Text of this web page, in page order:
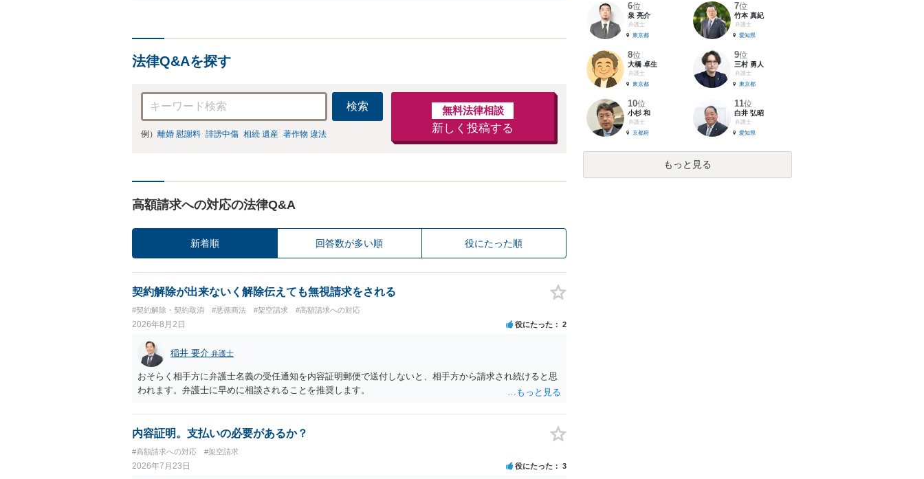
法律Q&Aを探す
検索
例） 離婚 慰謝料 誹謗中傷 相続 遺産 著作物 違法
無料法律相談
新しく投稿する
高額請求への対応の法律Q&A
新着順 回答数が多い順 役にたった順
契約解除が出来ないく解除伝えても無視請求をされる
#契約解除・契約取消 #悪徳商法 #架空請求 #高額請求への対応
2026年8月2日 役にたった 2
稲井 要介 弁護士
おそらく相手方に弁護士名義の受任通知を内容証明郵便で送付しないと、相手方から請求され続けると思
われます。弁護士に早めに相談されることを推奨します。
内容証明。支払いの必要があるか？
#高額請求への対応 #架空請求
2026年7月23日 役にたった 3
6位
泉 亮介
弁護士
東京都
7位
竹本 真紀
弁護士
愛知県
8位
大橋 卓生
弁護士
東京都
9位
三村 勇人
弁護士
東京都
10位
小杉 和
弁護士
京都府
11位
白井 弘昭
弁護士
愛知県
もっと見る